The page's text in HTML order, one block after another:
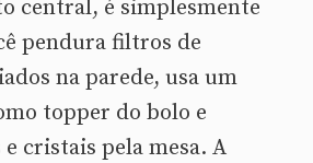
central, é simplesmente
pendura filtros de
na parede, usa um
topper do bolo e
e cristais pela mesa. A